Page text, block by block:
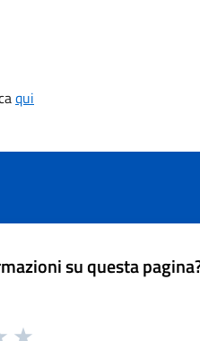
qui
su questa